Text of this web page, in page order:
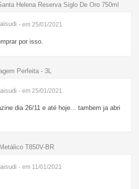
Helena Reserva Siglo De Oro 750ml
- em 25/01/2021
por isso.
Perfeita - 3L
- em 25/01/2021
dia 26/11 e até hoje... tambem ja abri
T850V-BR
- em 11/01/2021